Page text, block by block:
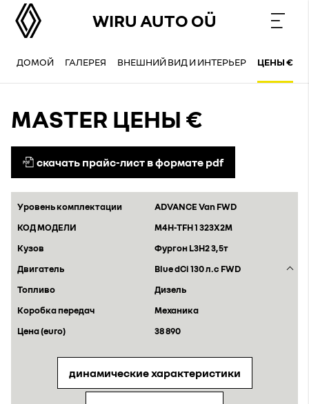
WIRU AUTO OÜ
ДОМОЙ ГАЛЕРЕЯ ВНЕШНИЙ ВИД И ИНТЕРЬЕР ЦЕНЫ €
MASTER ЦЕНЫ €
скачать прайс-лист в формате pdf
ADVANCE Van FWD
M4H-TFH 1 323X2M
Фургон L3H2 3,5т
Blue dCi 130 л.с FWD
Дизель
Mеханика
38 890
динамические характеристики